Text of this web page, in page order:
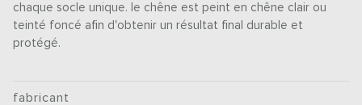
chaque socle unique. le chêne est peint en chêne clair ou
teinté foncé afin d'obtenir un résultat final durable et
protégé.
fabricant